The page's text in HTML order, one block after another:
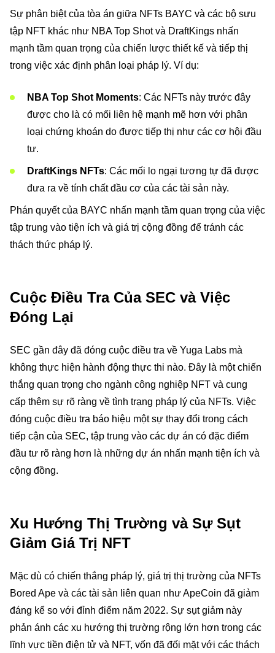
Sự phân biệt của tòa án giữa NFTs BAYC và các bộ sưu
tập NFT khác như NBA Top Shot và DraftKings nhấn
mạnh tầm quan trọng của chiến lược thiết kế và tiếp thị
trong việc xác định phân loại pháp lý. Ví dụ:
NBA Top Shot Moments: Các NFTs này trước đây
được cho là có mối liên hệ mạnh mẽ hơn với phân
loại chứng khoán do được tiếp thị như các cơ hội đầu
tư.
DraftKings NFTs: Các mối lo ngại tương tự đã được
đưa ra về tính chất đầu cơ của các tài sản này.
Phán quyết của BAYC nhấn mạnh tầm quan trọng của việc
tập trung vào tiện ích và giá trị cộng đồng để tránh các
thách thức pháp lý.
Cuộc Điều Tra Của SEC và Việc
Đóng Lại
SEC gần đây đã đóng cuộc điều tra về Yuga Labs mà
không thực hiện hành động thực thi nào. Đây là một chiến
thắng quan trọng cho ngành công nghiệp NFT và cung
cấp thêm sự rõ ràng về tình trạng pháp lý của NFTs. Việc
đóng cuộc điều tra báo hiệu một sự thay đổi trong cách
tiếp cận của SEC, tập trung vào các dự án có đặc điểm
đầu tư rõ ràng hơn là những dự án nhấn mạnh tiện ích và
cộng đồng.
Xu Hướng Thị Trường và Sự Sụt
Giảm Giá Trị NFT
Mặc dù có chiến thắng pháp lý, giá trị thị trường của NFTs
Bored Ape và các tài sản liên quan như ApeCoin đã giảm
đáng kể so với đỉnh điểm năm 2022. Sự sụt giảm này
phản ánh các xu hướng thị trường rộng lớn hơn trong các
lĩnh vực tiền điện tử và NFT, vốn đã đối mặt với các thách